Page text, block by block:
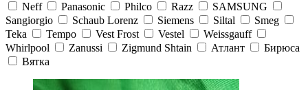
Neff
Panasonic Philco Razz
SAMSUNG
Sangiorgio
Schaub Lorenz Siemens Siltal
Smeg
Teka
Tempo Vest Frost Vestel
Weissgauff
Whirlpool
Zanussi Zigmund Shtain Атлант
Бирюса
Вятка